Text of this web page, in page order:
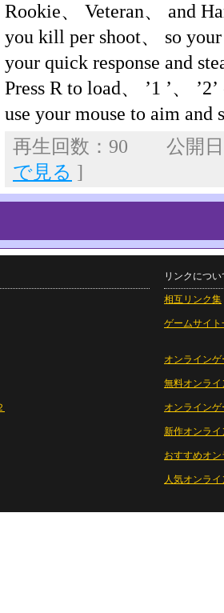
Rookie、 Veteran、 and
you kill per shoot、 so
your quick response and
Press R to load、 ’1 ’、
use your mouse to aim and
再生回数：90 公開
で見る ]
リンクについ
相互リンク集
ゲームサイト
オンラインゲ
無料オンライ
オンライン
新作オンライ
おすすめオ
人気オンラ